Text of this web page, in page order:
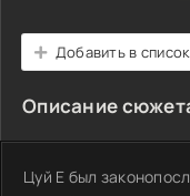
Добавить в список
Описание
Цуй Е был